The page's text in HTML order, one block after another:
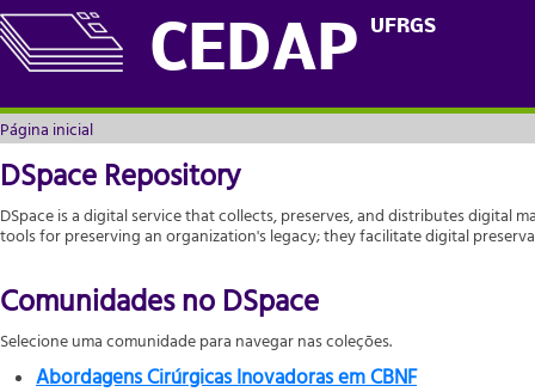
CEDAP UFRGS
Página inicial
Página inicial
DSpace Repository
DSpace is a digital service that collects, preserves, and distributes digital
tools for preserving an organization's legacy; they facilitate digital
Comunidades no DSpace
Selecione uma comunidade para navegar nas coleções.
Abordagens Cirúrgicas Inovadoras em CBNF